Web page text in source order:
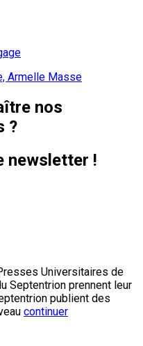
Armelle Masse
nos
?
newsletter !
Universitaires de
Septentrion prennent leur
publient des
continuer